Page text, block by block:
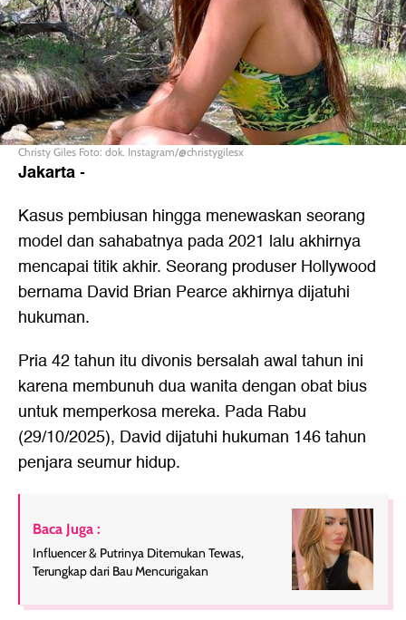
Christy Giles Foto: dok. Instagram/@christygilesx
Jakarta-
Kasus pembiusan hingga menewaskan seorang
model dan sahabatnya pada 2021 lalu akhirnya
mencapai titik akhir. Seorang produser Hollywood
bernama David Brian Pearce akhirnya dijatuhi
hukuman.
Pria 42 tahun itu divonis bersalah awal tahun ini
karena membunuh dua wanita dengan obat bius
untuk memperkosa mereka. Pada Rabu
(29/10/2025), David dijatuhi hukuman 146 tahun
penjara seumur hidup.
Baca Juga :
Influencer & Putrinya Ditemukan Tewas,
Terungkap dari Bau Mencurigakan